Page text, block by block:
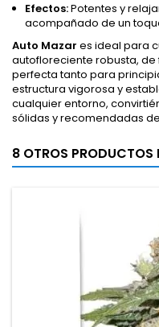
Efectos:Potentes y
acompañado de un
Auto Mazar es ideal para
autofloreciente robusta,
perfecta tanto para
estructura vigorosa y
cualquier entorno,
sólidas y recomendadas
8 OTROS PRODUCTOS